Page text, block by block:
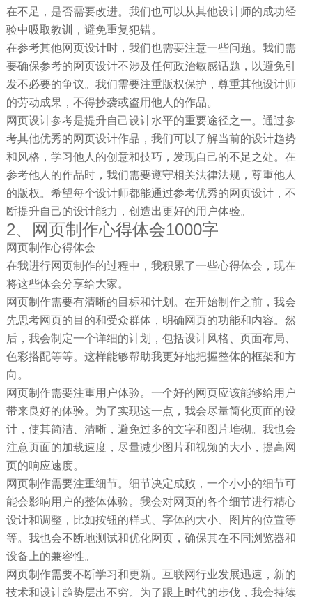
在不足，是否需要改进。我们也可以从其他设计师的成功经
验中吸取教训，避免重复犯错。
在参考其他网页设计时，我们也需要注意一些问题。我们需
要确保参考的网页设计不涉及任何政治敏感话题，以避免引
发不必要的争议。我们需要注重版权保护，尊重其他设计师
的劳动成果，不得抄袭或盗用他人的作品。
网页设计参考是提升自己设计水平的重要途径之一。通过参
考其他优秀的网页设计作品，我们可以了解当前的设计趋势
和风格，学习他人的创意和技巧，发现自己的不足之处。在
参考他人的作品时，我们需要遵守相关法律法规，尊重他人
的版权。希望每个设计师都能通过参考优秀的网页设计，不
断提升自己的设计能力，创造出更好的用户体验。
2、网页制作心得体会1000字
网页制作心得体会
在我进行网页制作的过程中，我积累了一些心得体会，现在
将这些体会分享给大家。
网页制作需要有清晰的目标和计划。在开始制作之前，我会
先思考网页的目的和受众群体，明确网页的功能和内容。然
后，我会制定一个详细的计划，包括设计风格、页面布局、
色彩搭配等等。这样能够帮助我更好地把握整体的框架和方
向。
网页制作需要注重用户体验。一个好的网页应该能够给用户
带来良好的体验。为了实现这一点，我会尽量简化页面的设
计，使其简洁、清晰，避免过多的文字和图片堆砌。我也会
注意页面的加载速度，尽量减少图片和视频的大小，提高网
页的响应速度。
网页制作需要注重细节。细节决定成败，一个小小的细节可
能会影响用户的整体体验。我会对网页的各个细节进行精心
设计和调整，比如按钮的样式、字体的大小、图片的位置等
等。我也会不断地测试和优化网页，确保其在不同浏览器和
设备上的兼容性。
网页制作需要不断学习和更新。互联网行业发展迅速，新的
技术和设计趋势层出不穷。为了跟上时代的步伐，我会持续